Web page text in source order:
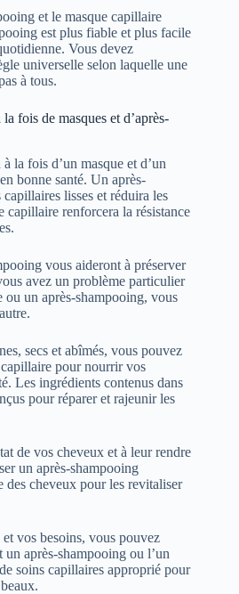
et le masque capillaire
est plus fiable et plus facile
Vous devez
universelle selon laquelle une
à tous.
fois de masques et d’après-
la fois d’un masque et d’un
bonne santé. Un après-
lisses et réduira les
capillaire renforcera la résistance
vous aideront à préserver
avez un problème particulier
ou un après-shampooing, vous
secs et abîmés, vous pouvez
pour nourrir vos
Les ingrédients contenus dans
pour réparer et rajeunir les
de vos cheveux et à leur rendre
un après-shampooing
des cheveux pour les revitaliser
vos besoins, vous pouvez
après-shampooing ou l’un
soins capillaires approprié pour